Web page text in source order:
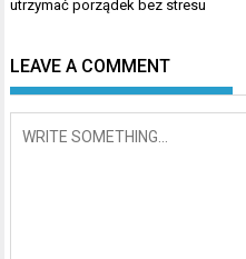
utrzymać porządek bez stresu
LEAVE A COMMENT